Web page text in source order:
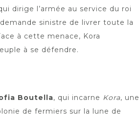
dirige l’armée au service du roi
sinistre de livrer toute la
à cette menace, Kora
à se défendre.
Boutella, qui incarne Kora, une
de fermiers sur la lune de